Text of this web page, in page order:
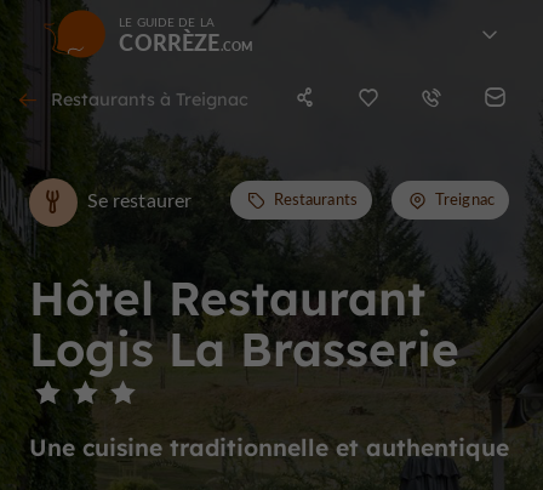
LE GUIDE DE LA
CORRÈZE
Restaurants à Treignac
Hôtel Restaurant
Logis La Brasserie
Une cuisine traditionnelle et authentique
Se restaurer Restaurants Treignac